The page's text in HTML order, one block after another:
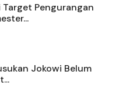
Pengurangan
Jokowi Belum